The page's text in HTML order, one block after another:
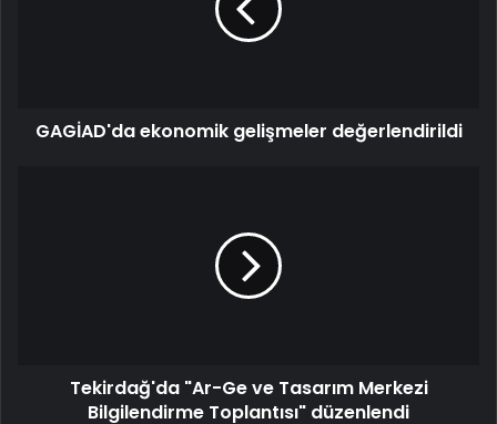
GAGİAD'da ekonomik gelişmeler değerlendirildi
Tekirdağ'da "Ar-Ge ve Tasarım Merkezi
Bilgilendirme Toplantısı" düzenlendi